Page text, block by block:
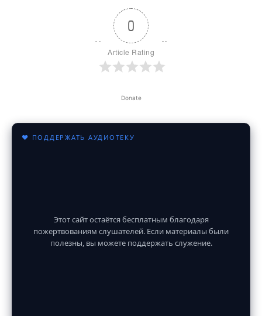
0
Article Rating
Donate
♥ ПОДДЕРЖАТЬ АУДИОТЕКУ
Этот сайт остаётся бесплатным благодаря
пожертвованиям слушателей. Если материалы были
полезны, вы можете поддержать служение.